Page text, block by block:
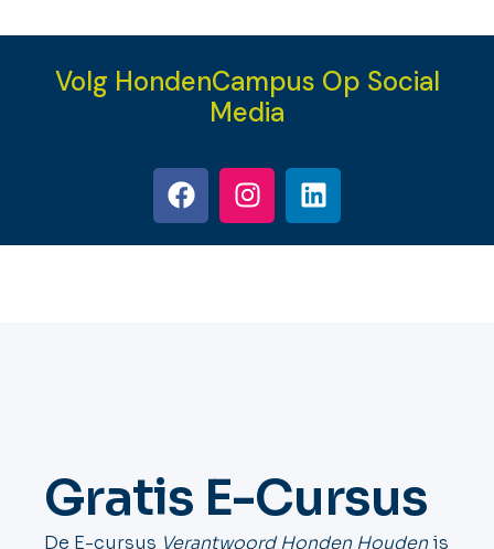
Volg HondenCampus Op Social
Media
Gratis E-Cursus
De E-cursus Verantwoord Honden Houdenis